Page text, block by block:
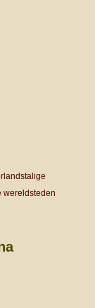
wereldsteden